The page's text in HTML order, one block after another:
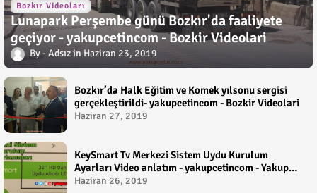
Bozkır Videoları
Lunapark Perşembe günü Bozkır'da faaliyete
geçiyor - yakupcetincom - Bozkir Videolari
Adsız Haziran 23, 2019
Bozkır’da Halk Eğitim ve Komek yılsonu sergisi
gerçekleştirildi- yakupcetincom - Bozkir Videolari
Haziran 27, 2019
KeySmart Tv Merkezi Sistem Uydu Kurulum
Ayarları Video anlatım - yakupcetincom - Yakup
Çetin
Haziran 26, 2019